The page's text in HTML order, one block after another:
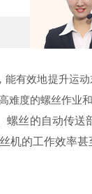
更
有效地提升运
度的螺丝作业
螺丝的自动传
机的工作效率甚